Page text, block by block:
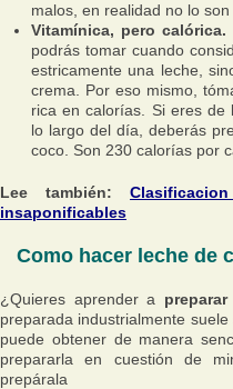
malos, en realidad no lo
Vitamínica, pero calórica.
podrás tomar cuando
estricamente una leche,
crema. Por eso mismo,
rica en calorías. Si eres de
lo largo del día, deberás
coco. Son 230 calorías por
Lee también:
insaponificables
Como hacer leche de
¿Quieres aprender a
preparada industrialmente
puede obtener de manera
prepararla en cuestión de
prepárala